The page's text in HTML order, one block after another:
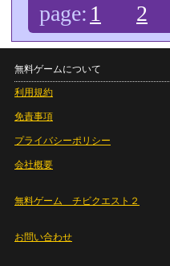
page: 1 2
無料ゲームについて
利用規約
免責事項
プライバシーポリシー
会社概要
無料ゲーム チビクエスト２
お問い合わせ